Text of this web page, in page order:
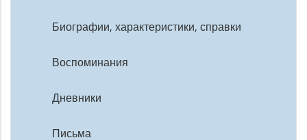
Биографии, характеристики, справки
Воспоминания
Дневники
Письма